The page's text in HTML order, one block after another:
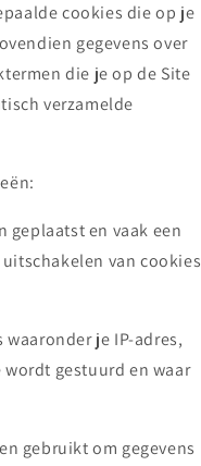
cookies die op je
gegevens over
die je op de Site
verzamelde
geplaatst en vaak een
van cookies
je IP-adres,
gestuurd en waar
gebruikt om gegevens